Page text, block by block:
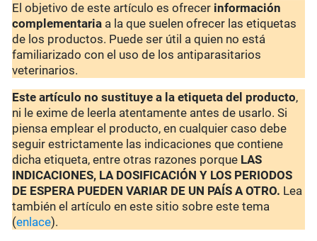
El objetivo de este artículo es ofrecer información
complementaria a la que suelen ofrecer las etiquetas
de los productos. Puede ser útil a quien no está
familiarizado con el uso de los antiparasitarios
veterinarios.
Este artículo no sustituye a la etiqueta del producto,
ni le exime de leerla atentamente antes de usarlo. Si
piensa emplear el producto, en cualquier caso debe
seguir estrictamente las indicaciones que contiene
dicha etiqueta, entre otras razones porque LAS
INDICACIONES, LA DOSIFICACIÓN Y LOS PERIODOS
DE ESPERA PUEDEN VARIAR DE UN PAÍS A OTRO. Lea
también el artículo en este sitio sobre este tema
(enlace).